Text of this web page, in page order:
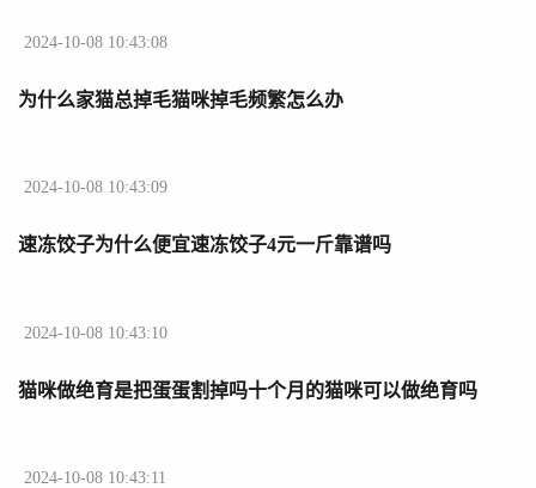
2024-10-08 10:43:08
为什么家猫总掉毛猫咪掉毛频繁怎么办
2024-10-08 10:43:09
速冻饺子为什么便宜速冻饺子4元一斤靠谱吗
2024-10-08 10:43:10
猫咪做绝育是把蛋蛋割掉吗十个月的猫咪可以做绝育吗
2024-10-08 10:43:11